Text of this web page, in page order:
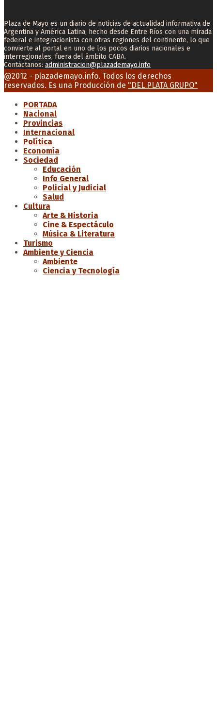
Plaza de Mayo es un diario de noticias de actualidad informativa de
Argentina y América Latina, hecho desde Entre Ríos con una mirada
federal e integracionista con otras regiones del continente, lo que
convierte al portal en uno de los pocos diarios nacionales e
interregionales, fuera del ámbito CABA.
Contáctanos: administracion@plazademayo.info
Facebook
Twitter
Instagram
Youtube
Email
@2012 - plazademayo.info. Todos los derechos
reservados. Es una Producción de "DEL PLATA GRUPO"
PORTADA
Nacional
Provincias
Internacional
Política
Economía
Sociedad
Educación
Info General
Policial y Judicial
Salud
Cultura
Arte & Historia
Cine & Espectáculo
Música & Literatura
Turismo
Ambiente y Ciencia
Ambiente
Ciencia y Tecnología